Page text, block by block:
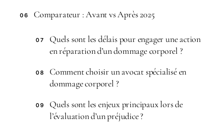
06 Comparateur : Avant vs Après 2025
07
Quels sont les délais pour engager une action
en réparation d’un dommage corporel ?
08
Comment choisir un avocat spécialisé en
dommage corporel ?
09
Quels sont les enjeux principaux lors de
l’évaluation d’un préjudice ?